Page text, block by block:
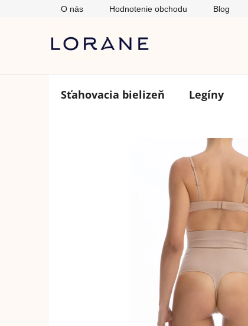
O nás Hodnotenie obchodu Blog
Sťahovacia bielizeň Legíny